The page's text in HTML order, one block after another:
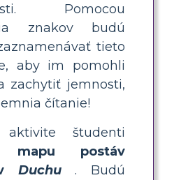
Pomocou
znakov budú
tieto
aby im pomohli
zachytiť jemnosti,
čítanie!
študenti
mapu postáv
Duchu. Budú